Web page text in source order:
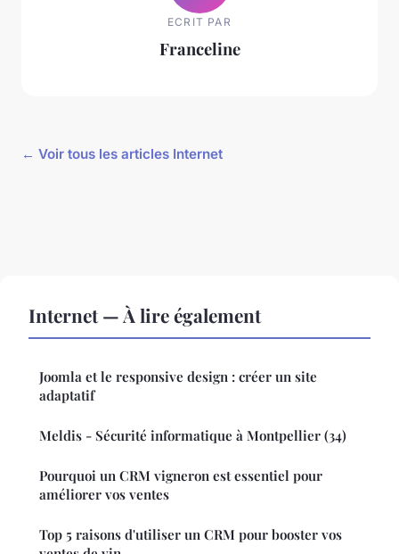
ECRIT PAR
Franceline
← Voir tous les articles Internet
Internet — À lire également
Joomla et le responsive design : créer un site
adaptatif
Meldis - Sécurité informatique à Montpellier (34)
Pourquoi un CRM vigneron est essentiel pour
améliorer vos ventes
Top 5 raisons d'utiliser un CRM pour booster vos